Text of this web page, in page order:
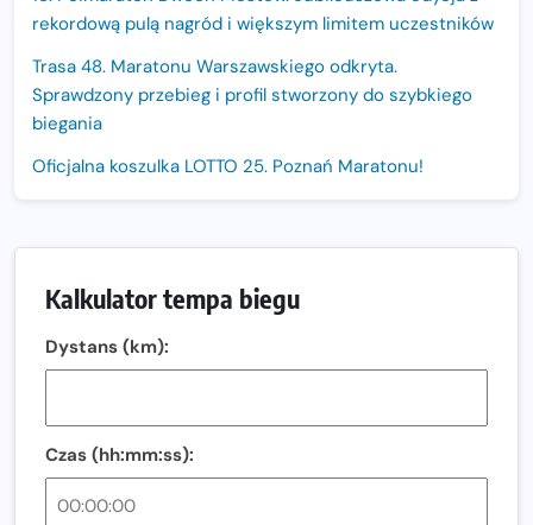
rekordową pulą nagród i większym limitem uczestników
Trasa 48. Maratonu Warszawskiego odkryta.
Sprawdzony przebieg i profil stworzony do szybkiego
biegania
Oficjalna koszulka LOTTO 25. Poznań Maratonu!
Ostatnie wolne miejsca na jubileuszowy Bieg
Fabrykanta. Organizatorzy odkrywają trasę dzień po
Złota Seria 42 rośnie. Coraz więcej maratończyków
wybiera wyzwanie trzech największych maratonów w
Polsce
Kalkulator tempa biegu
Dystans (km):
Czas (hh:mm:ss):